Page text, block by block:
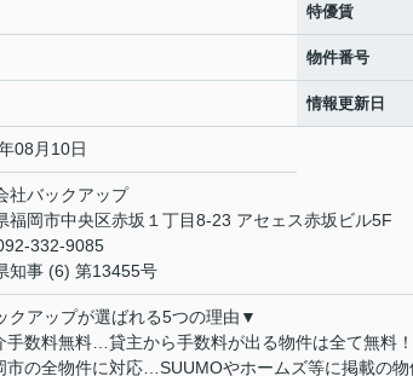
特優賃
物件番号
情報更新日
08月10日
社バックアップ
福岡市中央区赤坂１丁目8-23 アセェス赤坂ビル5F
332-9085
知事 (6) 第13455号
クアップが選ばれる5つの理由▼
手数料無料…貸主から手数料が出る物件は全て無料！
市の全物件に対応…SUUMOやホームズ等に掲載の物